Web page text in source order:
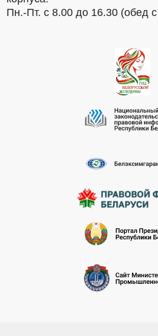
Пн.-Пт. с 8.00 до 16.30 (обед